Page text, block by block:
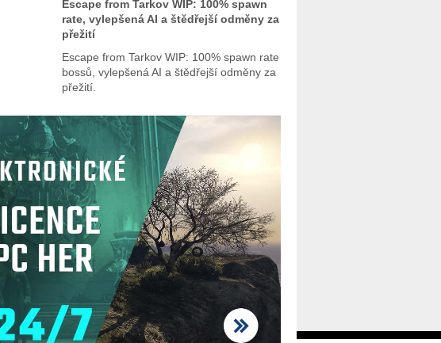
Escape from Tarkov WIP: 100% spawn
rate, vylepšená AI a štědřejší odměny za
přežití
Escape from Tarkov WIP: 100% spawn rate
bossů, vylepšená AI a štědřejší odměny za
přežití.